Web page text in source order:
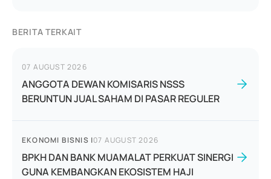
BERITA TERKAIT
07 AUGUST 2026
ANGGOTA DEWAN KOMISARIS NSSS
BERUNTUN JUAL SAHAM DI PASAR REGULER
EKONOMI BISNIS |07 AUGUST 2026
BPKH DAN BANK MUAMALAT PERKUAT SINERGI
GUNA KEMBANGKAN EKOSISTEM HAJI